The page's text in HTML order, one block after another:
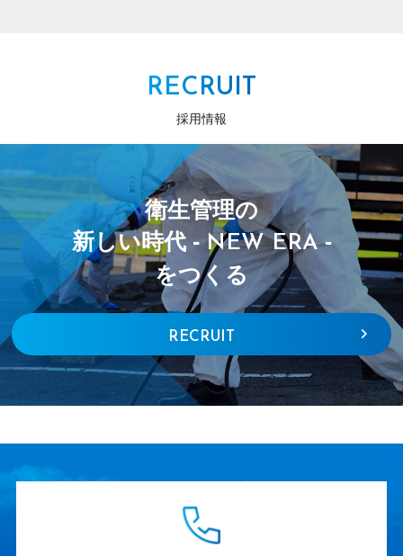
RECRUIT
採用情報
衛生管理の
新しい時代 -NEW ERA-
をつくる
RECRUIT